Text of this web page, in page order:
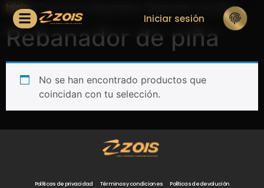
Iniciar sesión
Inicio/ Productos etiquetados “Rebanador de piña”
Rebanador de piña
No se han encontrado productos que
coincidan con tu selección.
Políticas de privacidad Términos y condiciones
Políticas de devolución